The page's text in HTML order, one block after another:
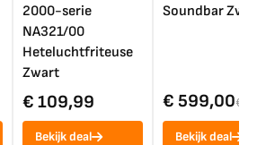
2000-serie
NA321/00
Heteluchtfriteuse
Zwart
€ 109,99
Bekijk deal
Soundbar
€ 599,00€
Bekijk deal